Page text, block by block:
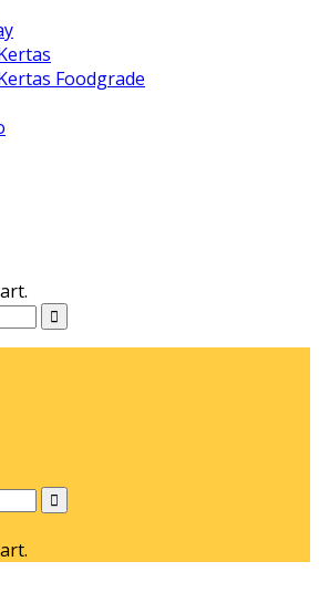
Foodgrade